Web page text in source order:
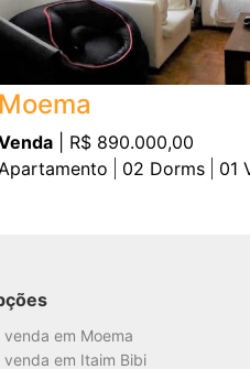
Moema
| R$ 890.000,00
02 Dorms 01
em Moema
em Itaim Bibi